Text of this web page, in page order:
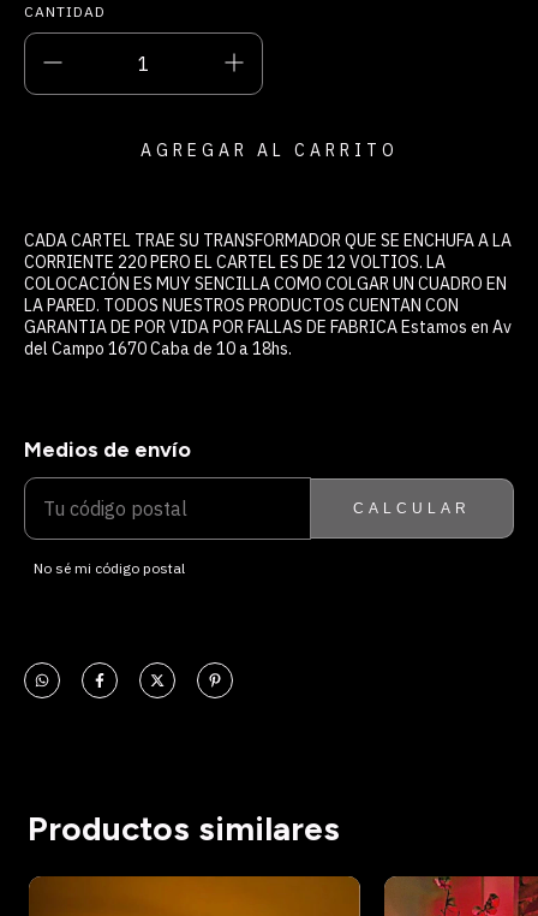
CANTIDAD
CADA CARTEL TRAE SU TRANSFORMADOR QUE SE ENCHUFA A LA
CORRIENTE 220 PERO EL CARTEL ES DE 12 VOLTIOS. LA
COLOCACIÓN ES MUY SENCILLA COMO COLGAR UN CUADRO EN
LA PARED. TODOS NUESTROS PRODUCTOS CUENTAN CON
GARANTIA DE POR VIDA POR FALLAS DE FABRICA Estamos en Av
del Campo 1670 Caba de 10 a 18hs.
ENTREGAS PARA EL CP:
Medios de envío
CALCULAR
No sé mi código postal
Productos similares